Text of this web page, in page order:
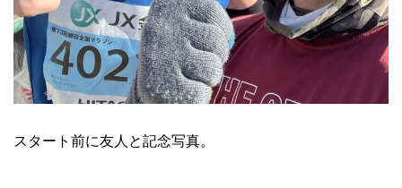
スタート前に友人と記念写真。